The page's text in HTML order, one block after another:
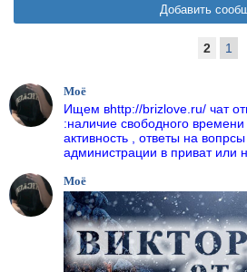
2 1
Моё
Ищем вhttp://brizlove.ru/ чат
:наличие свободного
активность , ответы на
администрации в приват или
Моё